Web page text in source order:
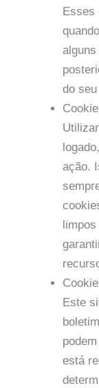
Esses
do
ação.
Este
está